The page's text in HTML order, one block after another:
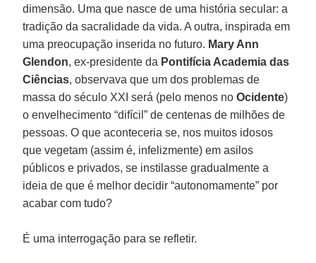
dimensão. Uma que nasce de uma história secular: a
tradição da sacralidade da vida. A outra, inspirada em
uma preocupação inserida no futuro. Mary Ann
Glendon, ex-presidente da Pontifícia Academia das
Ciências, observava que um dos problemas de
massa do século XXI será (pelo menos noOcidente)
o envelhecimento “difícil” de centenas de milhões de
pessoas. O que aconteceria se, nos muitos idosos
que vegetam (assim é, infelizmente) em asilos
públicos e privados, se instilasse gradualmente a
ideia de que é melhor decidir “autonomamente” por
acabar com tudo?
É uma interrogação para se refletir.